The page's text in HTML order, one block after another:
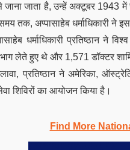
जाता है, उन्हें अक्टूबर 1943 में
तक, अप्पासाहेब धर्माधिकारी ने इस
धर्माधिकारी प्रतिष्ठान ने
लेते हुए थे और 1,571 डॉक्टर शामिल
प्रतिष्ठान ने अमेरिका,
शिविरों का आयोजन किया है।
Find More